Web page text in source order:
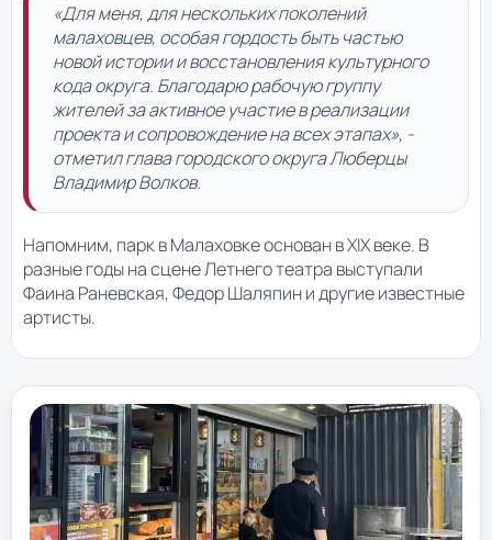
«Для меня, для нескольких поколений
малаховцев, особая гордость быть частью
новой истории и восстановления культурного
кода округа. Благодарю рабочую группу
жителей за активное участие в реализации
проекта и сопровождение на всех этапах», -
отметил глава городского округа Люберцы
Владимир Волков.
Напомним, парк в Малаховке основан в XIX веке. В
разные годы на сцене Летнего театра выступали
Фаина Раневская, Федор Шаляпин и другие известные
артисты.